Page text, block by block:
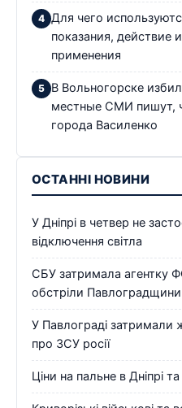
Для чего
показания, действие
применения
В Вольногорске
местные СМИ пишут,
города Василенко
ОСТАННІ НОВИНИ
У Дніпрі в четвер не
відключення світла
СБУ затримала агентку
обстріли Павлоградщини
У Павлограді затримали
про ЗСУ росії
Ціни на пальне в Дніпрі